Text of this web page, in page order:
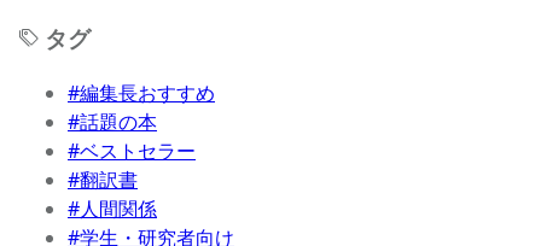
タグ
#編集長おすすめ
#話題の本
#ベストセラー
#翻訳書
#人間関係
#学生・研究者向け